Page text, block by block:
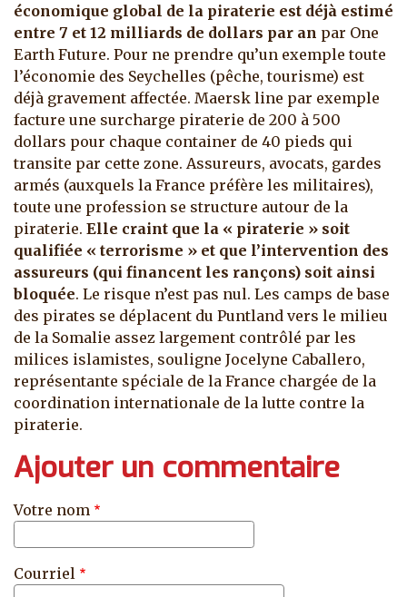
économique global de la piraterie est déjà estimé
entre 7 et 12 milliards de dollars par an par One
Earth Future. Pour ne prendre qu’un exemple toute
l’économie des Seychelles (pêche, tourisme) est
déjà gravement affectée. Maersk line par exemple
facture une surcharge piraterie de 200 à 500
dollars pour chaque container de 40 pieds qui
transite par cette zone. Assureurs, avocats, gardes
armés (auxquels la France préfère les militaires),
toute une profession se structure autour de la
piraterie. Elle craint que la « piraterie » soit
qualifiée « terrorisme » et que l’intervention des
assureurs (qui financent les rançons) soit ainsi
bloquée. Le risque n’est pas nul. Les camps de base
des pirates se déplacent du Puntland vers le milieu
de la Somalie assez largement contrôlé par les
milices islamistes, souligne Jocelyne Caballero,
représentante spéciale de la France chargée de la
coordination internationale de la lutte contre la
piraterie.
Ajouter un commentaire
Votre nom
Courriel